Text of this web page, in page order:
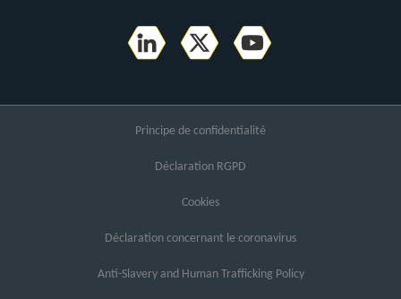
Principe de confidentialité
Déclaration RGPD
Cookies
Déclaration concernant le coronavirus
Anti-Slavery and Human Trafficking Policy